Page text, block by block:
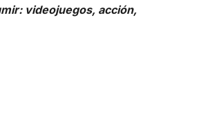
videojuegos, acción,